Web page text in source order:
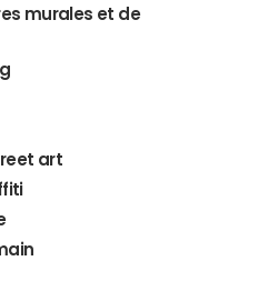
murales et de
art